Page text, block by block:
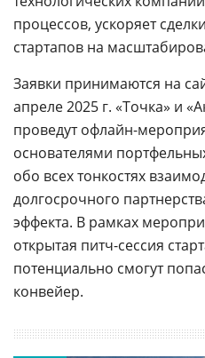
процессов, ускоряет
стартапов на
Заявки принимаются на
апреле 2025 г. «Точка» и
проведут офлайн-
основателями
обо всех тонкостях
долгосрочного
эффекта. В рамках
открытая питч-сессия
потенциально смогут
конвейер.